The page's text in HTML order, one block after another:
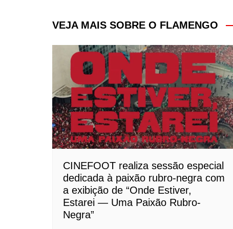
de
Post
VEJA MAIS SOBRE O FLAMENGO
CINEFOOT realiza sessão especial
dedicada à paixão rubro-negra com
a exibição de “Onde Estiver,
Estarei — Uma Paixão Rubro-
Negra”